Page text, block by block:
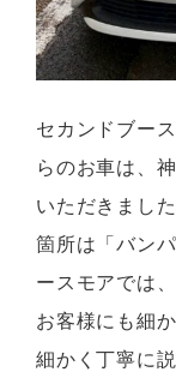
セカンドブー
らのお車は、
いただきまし
箇所は「バン
ースモアでは
お客様にも細
細かく丁寧に